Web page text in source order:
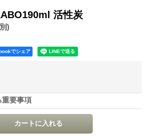
活性炭
)
でシェア
重要事項